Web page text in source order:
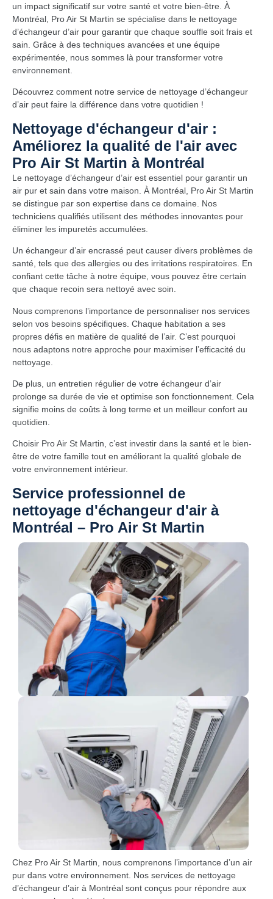
un impact significatif sur votre santé et votre bien-être. À
Montréal, Pro Air St Martin se spécialise dans le nettoyage
d’échangeur d’air pour garantir que chaque souffle soit frais et
sain. Grâce à des techniques avancées et une équipe
expérimentée, nous sommes là pour transformer votre
environnement.
Découvrez comment notre service de nettoyage d’échangeur
d’air peut faire la différence dans votre quotidien !
Nettoyage d'échangeur d'air :
Améliorez la qualité de l'air avec
Pro Air St Martin à Montréal
Le nettoyage d’échangeur d’air est essentiel pour garantir un
air pur et sain dans votre maison. À Montréal, Pro Air St Martin
se distingue par son expertise dans ce domaine. Nos
techniciens qualifiés utilisent des méthodes innovantes pour
éliminer les impuretés accumulées.
Un échangeur d’air encrassé peut causer divers problèmes de
santé, tels que des allergies ou des irritations respiratoires. En
confiant cette tâche à notre équipe, vous pouvez être certain
que chaque recoin sera nettoyé avec soin.
Nous comprenons l’importance de personnaliser nos services
selon vos besoins spécifiques. Chaque habitation a ses
propres défis en matière de qualité de l’air. C’est pourquoi
nous adaptons notre approche pour maximiser l’efficacité du
nettoyage.
De plus, un entretien régulier de votre échangeur d’air
prolonge sa durée de vie et optimise son fonctionnement. Cela
signifie moins de coûts à long terme et un meilleur confort au
quotidien.
Choisir Pro Air St Martin, c’est investir dans la santé et le bien-
être de votre famille tout en améliorant la qualité globale de
votre environnement intérieur.
Service professionnel de
nettoyage d'échangeur d'air à
Montréal – Pro Air St Martin
Chez Pro Air St Martin, nous comprenons l’importance d’un air
pur dans votre environnement. Nos services de nettoyage
d’échangeur d’air à Montréal sont conçus pour répondre aux